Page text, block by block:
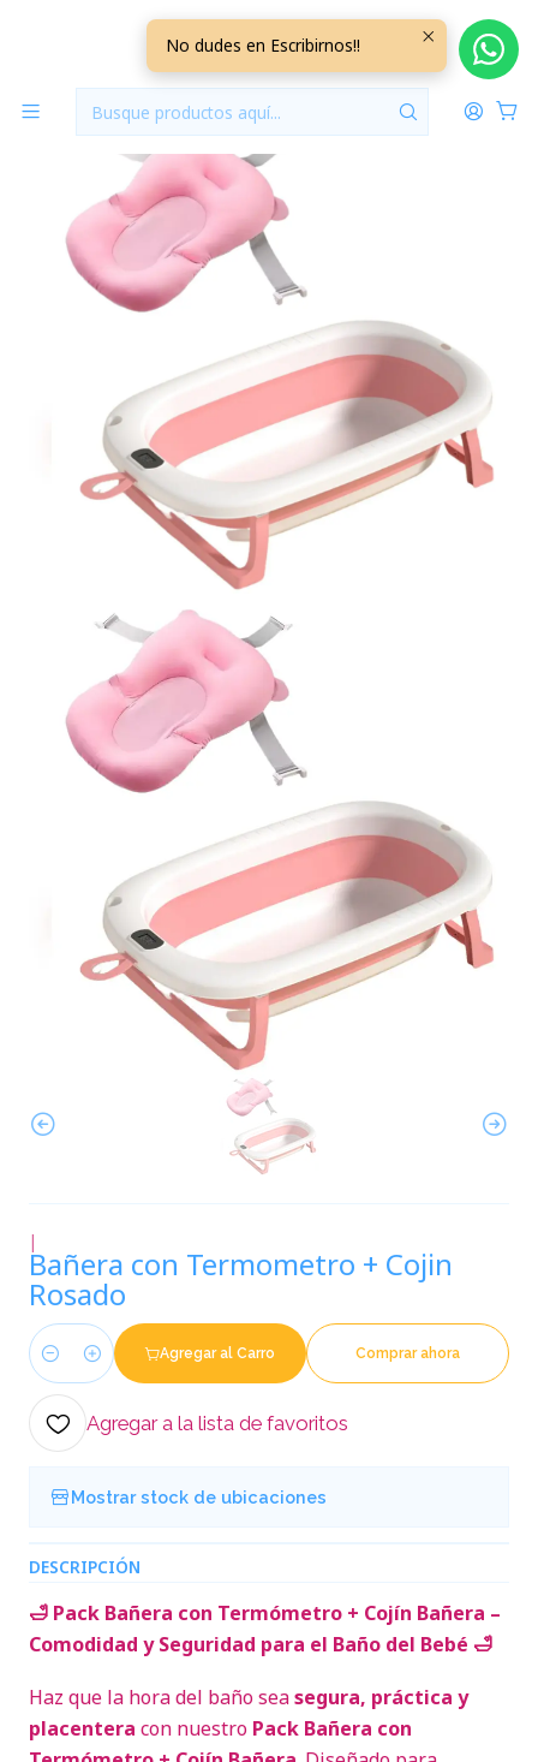
Inicio Hora del Baño
Bañera con Termometro + Cojin Rosado
|
Bañera con Termometro + Cojin
Rosado
Cantidad
Agregar al Carro Comprar ahora
Agregar a la lista de favoritos
Mostrar stock de ubicaciones
DESCRIPCIÓN
🛁 Pack Bañera con Termómetro + Cojín Bañera –
Comodidad y Seguridad para el Baño del Bebé 🛁
Haz que la hora del baño seasegura, práctica y
placentera con nuestro Pack Bañera con
No dudes en Escribirnos!!